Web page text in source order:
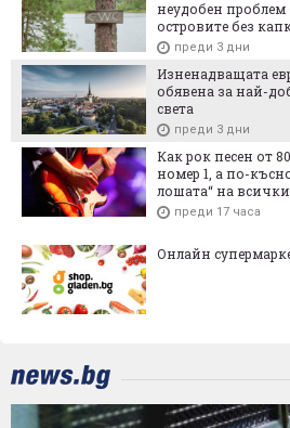
неудобен проблем
островите без
преди 3 дни
Изненадващата
обявена за най-
света
преди 3 дни
Как рок песен от
номер 1, а по-
лошата“ на
преди 17 часа
Онлайн